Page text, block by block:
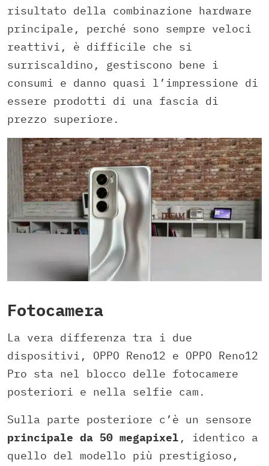
risultato della combinazione hardware
principale, perché sono sempre veloci
reattivi, è difficile che si
surriscaldino, gestiscono bene i
consumi e danno quasi l’impressione di
essere prodotti di una fascia di
prezzo superiore.
Fotocamera
La vera differenza tra i due
dispositivi, OPPO Reno12 e OPPO Reno12
Pro sta nel blocco delle fotocamere
posteriori e nella selfie cam.
Sulla parte posteriore c’è un sensore
principale da 50 megapixel , identico a
quello del modello più prestigioso,